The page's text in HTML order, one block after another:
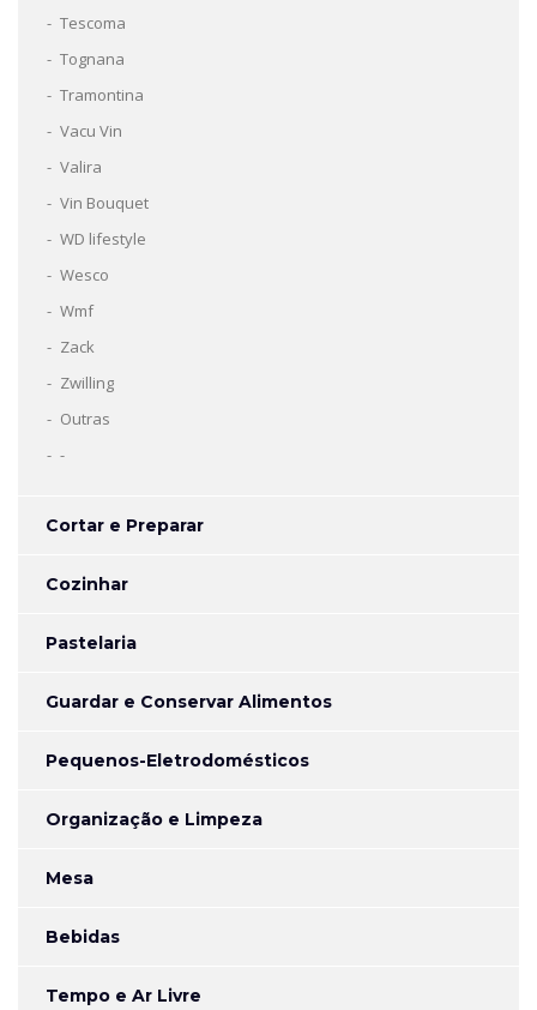
Tescoma
Tognana
Tramontina
Vacu Vin
Valira
Vin Bouquet
WD lifestyle
Wesco
Wmf
Zack
Zwilling
Outras
-
Cortar e Preparar
Cozinhar
Pastelaria
Guardar e Conservar Alimentos
Pequenos-Eletrodomésticos
Organização e Limpeza
Mesa
Bebidas
Tempo e Ar Livre